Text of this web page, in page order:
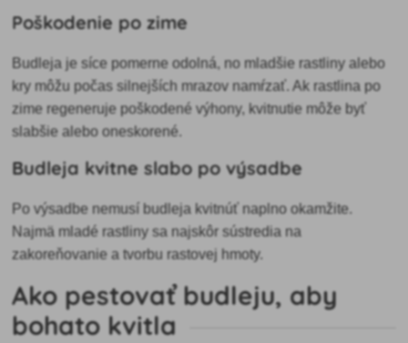
Poškodenie po zime
Budleja je síce pomerne odolná, no mladšie rastliny alebo
kry môžu počas silnejších mrazov namŕzať. Ak rastlina po
zime regeneruje poškodené výhony, kvitnutie môže byť
slabšie alebo oneskorené.
Budleja kvitne slabo po výsadbe
Po výsadbe nemusí budleja kvitnúť naplno okamžite.
Najmä mladé rastliny sa najskôr sústredia na
zakoreňovanie a tvorbu rastovej hmoty.
Ako pestovať budleju, aby
bohato kvitla